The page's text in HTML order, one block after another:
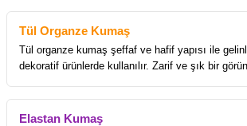
Tül Organze Kumaş
Tül organze kumaş şeffaf ve hafif yapısı ile
dekoratif ürünlerde kullanılır. Zarif ve şık bir
Elastan Kumaş